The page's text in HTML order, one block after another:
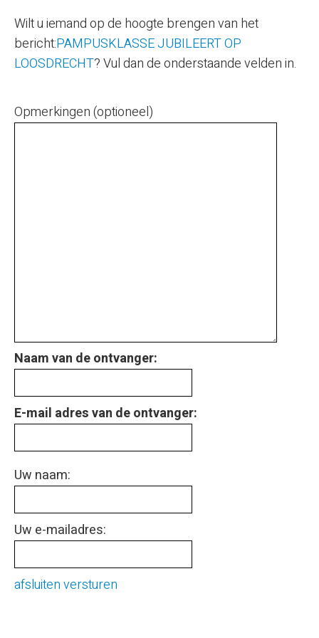
Wilt u iemand op de hoogte brengen van het
bericht:PAMPUSKLASSE JUBILEERT OP
LOOSDRECHT? Vul dan de onderstaande velden in.
Opmerkingen (optioneel)
Naam van de ontvanger:
E-mail adres van de ontvanger:
Uw naam:
Uw e-mailadres:
afsluitenversturen